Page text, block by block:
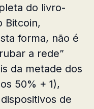
do livro-
Bitcoin,
forma, não é
a rede”
da metade dos
50% + 1),
de